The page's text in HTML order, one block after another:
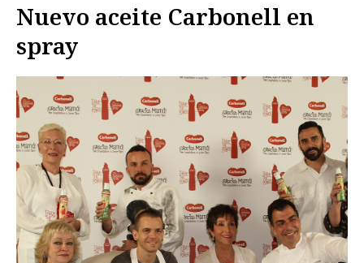
Nuevo aceite Carbonell en
spray